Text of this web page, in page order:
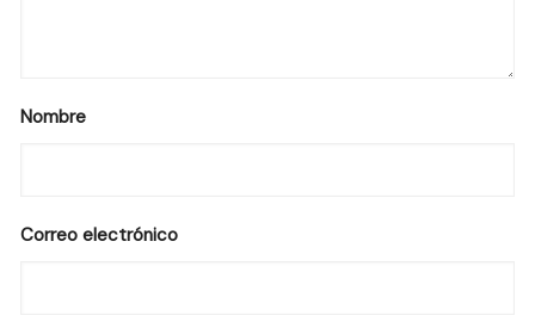
Nombre
Correo electrónico